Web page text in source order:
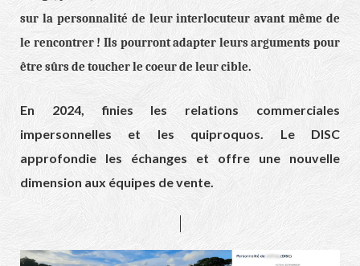
sur la personnalité de leur interlocuteur avant même de
le rencontrer ! Ils pourront adapter leurs arguments pour
être sûrs de toucher le coeur de leur cible.
En 2024, finies les relations commerciales
impersonnelles et les quiproquos. Le DISC
approfondie les échanges et offre une nouvelle
dimension aux équipes de vente.